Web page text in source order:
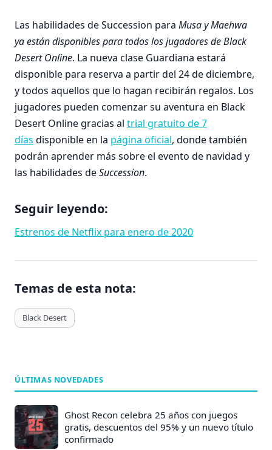
Las habilidades de Succession para Musa yMaehwa
ya están disponibles para todos los jugadores de Black
Desert Online. La nueva clase Guardiana estará
disponible para reserva a partir del 24 de diciembre,
y todos aquellos que lo hagan recibirán regalos. Los
jugadores pueden comenzar su aventura en Black
Desert Online gracias al trial gratuito de 7
días disponible en la página oficial, donde también
podrán aprender más sobre el evento de navidad y
las habilidades deSuccession.
Seguir leyendo:
Estrenos de Netflix para enero de 2020
Temas de esta nota:
T
a
d
e
E
n
t
Black Desert
ÚLTIMAS NOVEDADES
Ghost Recon celebra 25 años con juegos
gratis, descuentos del 95% y un nuevo título
confirmado